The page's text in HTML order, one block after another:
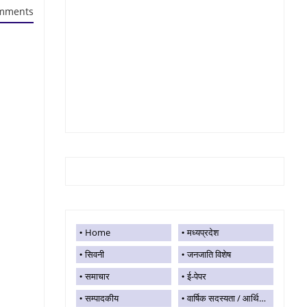
Home
मध्यप्रदेश
सिवनी
जनजाति विशेष
समाचार
ई-पेपर
सम्पादकीय
वार्षिक सदस्यता / आर्थिक सहयोग